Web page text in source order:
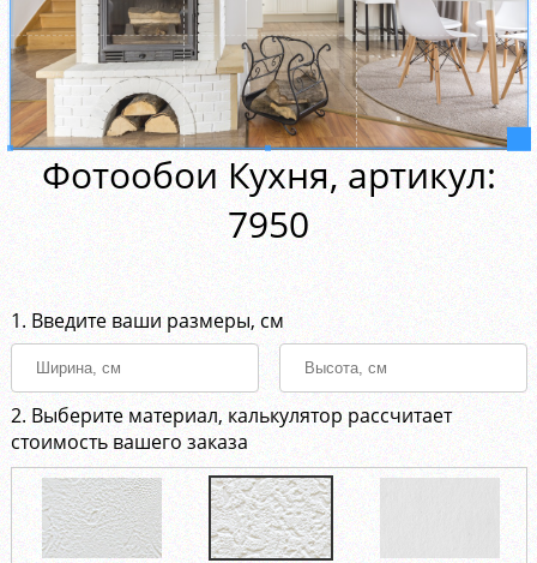
Фотообои Кухня, aртикул:
7950
1. Введите ваши размеры, см
2. Выберите материал, калькулятор рассчитает
стоимость вашего заказа